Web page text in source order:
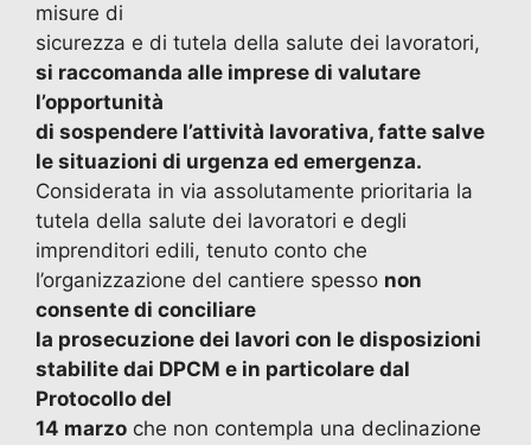
misure di
sicurezza e di tutela della salute dei lavoratori,
si raccomanda alle imprese di valutare
l’opportunità
di sospendere l’attività lavorativa, fatte salve
le situazioni di urgenza ed emergenza.
Considerata in via assolutamente prioritaria la
tutela della salute dei lavoratori e degli
imprenditori edili, tenuto conto che
l’organizzazione del cantiere spesso non
consente di conciliare
la prosecuzione dei lavori con le disposizioni
stabilite dai DPCM e in particolare dal
Protocollo del
14 marzo che non contempla una declinazione